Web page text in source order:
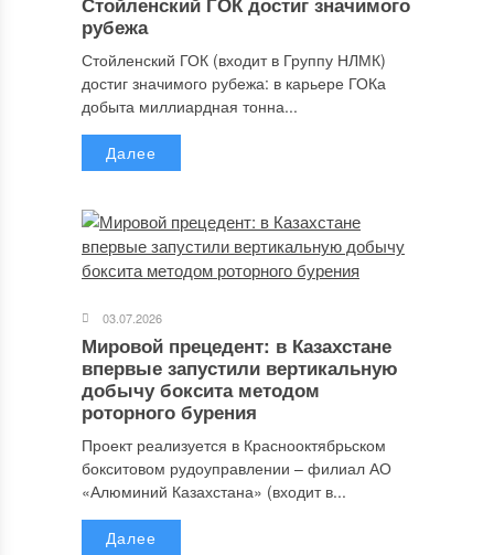
рубежа
Стойленский ГОК (входит в Группу НЛМК)
достиг значимого рубежа: в карьере ГОКа
добыта миллиардная тонна...
Далее
03.07.2026
Мировой прецедент: в Казахстане
впервые запустили вертикальную
добычу боксита методом
роторного бурения
Проект реализуется в Краснооктябрьском
бокситовом рудоуправлении – филиал АО
«Алюминий Казахстана» (входит в...
Далее